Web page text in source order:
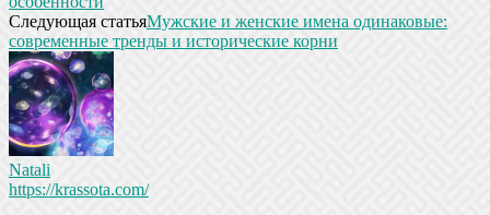
Следующая статьяМужские и женские имена одинаковые:
современные тренды и исторические корни
Natali
https://krassota.com/